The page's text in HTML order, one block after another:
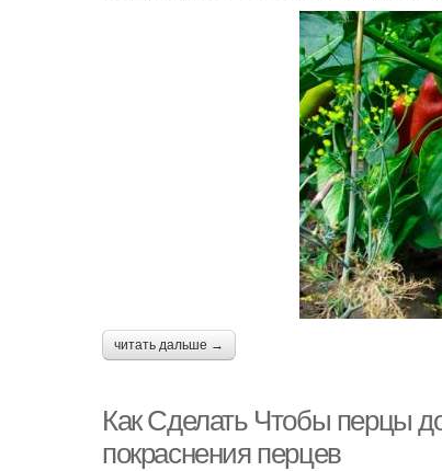
читать дальше →
Как Сделать Чтобы перцы
покраснения перцев